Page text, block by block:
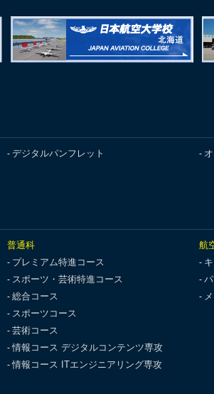
デジタルパンフレット
普通科
プレミアム特進コース
スポーツ・芸術特進コース
総合コース
スポーツコース
芸術コース
情報コース デジタルコンテンツ専攻
情報コース ITエンジニアリング専攻
航